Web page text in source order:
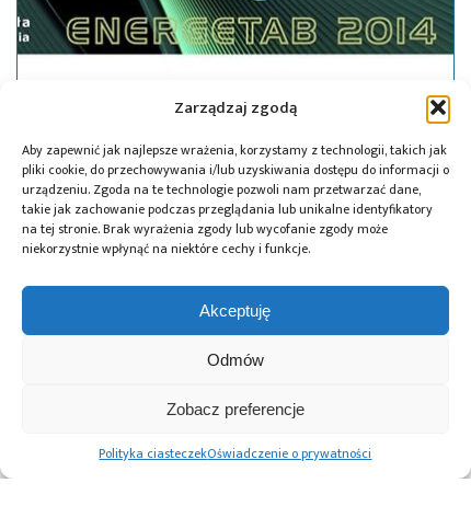
Zarządzaj zgodą
Aby zapewnić jak najlepsze wrażenia, korzystamy z technologii, takich jak
pliki cookie, do przechowywania i/lub uzyskiwania dostępu do informacji o
urządzeniu. Zgoda na te technologie pozwoli nam przetwarzać dane,
takie jak zachowanie podczas przeglądania lub unikalne identyfikatory
na tej stronie. Brak wyrażenia zgody lub wycofanie zgody może
niekorzystnie wpłynąć na niektóre cechy i funkcje.
Akceptuję
Odmów
Zobacz preferencje
Polityka ciasteczekOświadczenie o prywatności
Targi nowoczesnych urządzeń, aparatury
i technologii dla przemysłu
energetycznego ENERGETAB 2014
Tespol na targach ENERGETAB 2014